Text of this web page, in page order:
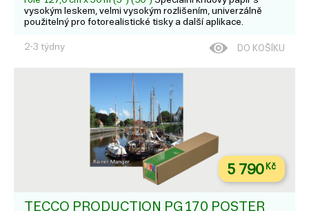
vysokým leskem, velmi vysokým rozlišením, univerzálně
použitelný pro fotorealistické tisky a další aplikace.
2-3 týdny DO KOŠÍKU
5 790Kč
TECCO PRODUCTION PG170 POSTER